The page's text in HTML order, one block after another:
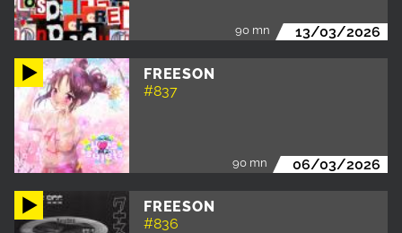
90 mn 13/03/2026
FREESON
#837
90 mn 06/03/2026
FREESON
#836